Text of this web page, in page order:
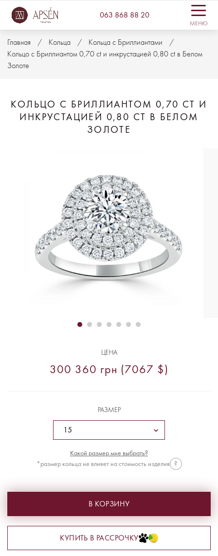
063 868 88 20
МЕНЮ
Главная Кольца
Кольца с Бриллиантами
Кольцо с Бриллиантом 0,70 ct и инкрустацией 0,80 ct в Белом
Золоте
КОЛЬЦО С БРИЛЛИАНТОМ 0,70 CT И
ИНКРУСТАЦИЕЙ 0,80 CT В БЕЛОМ
ЗОЛОТЕ
ЦЕНА
300 360 грн (7067 $)
РАЗМЕР
Какой размер мне выбрать?
*размер кольца не влияет на стоимость изделия
?
В КОРЗИНУ
КУПИТЬ В РАССРОЧКУ